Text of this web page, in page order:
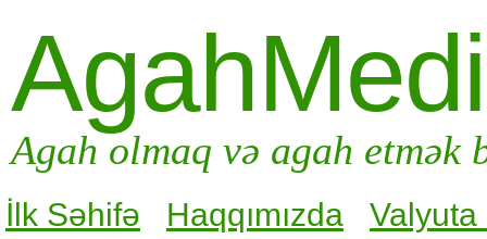
Agah olmaq və agah
İlk Səhifə Haqqımızda
Valyuta